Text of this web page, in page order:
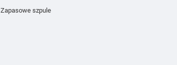
Zapasowe szpule